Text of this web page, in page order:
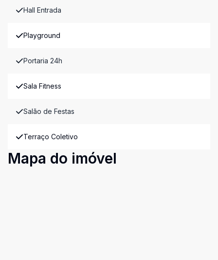
Hall Entrada
Playground
Portaria 24h
Sala Fitness
Salão de Festas
Terraço Coletivo
Mapa do imóvel